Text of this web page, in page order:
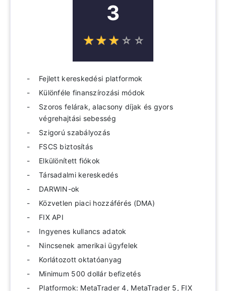
3
☆☆☆ ☆ ☆
★★★ ★ ★
Fejlett kereskedési platformok
Különféle finanszírozási módok
Szoros felárak, alacsony díjak és gyors
végrehajtási sebesség
Szigorú szabályozás
FSCS biztosítás
Elkülönített fiókok
Társadalmi kereskedés
DARWIN-ok
Közvetlen piaci hozzáférés (DMA)
FIX API
Ingyenes kullancs adatok
Nincsenek amerikai ügyfelek
Korlátozott oktatóanyag
Minimum 500 dollár befizetés
Platformok: MetaTrader 4, MetaTrader 5, FIX